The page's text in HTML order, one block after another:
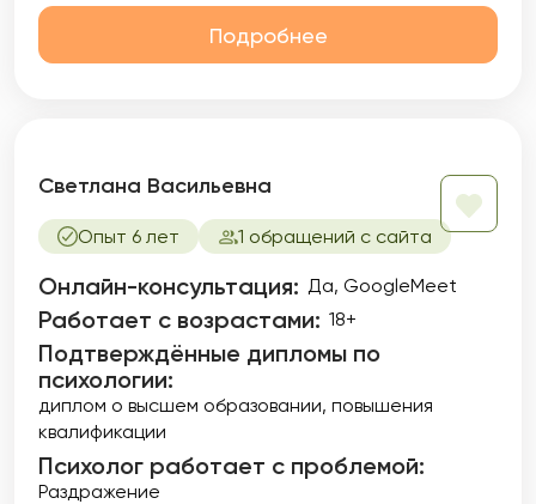
Подробнее
Светлана Васильевна
Опыт 6 лет 1 обращений с сайта
Онлайн-консультация: Да, GoogleMeet
Работает с возрастами: 18+
Подтверждённые дипломы по
психологии:
диплом о высшем образовании повышения
квалификации
Психолог работает с проблемой:
Раздражение